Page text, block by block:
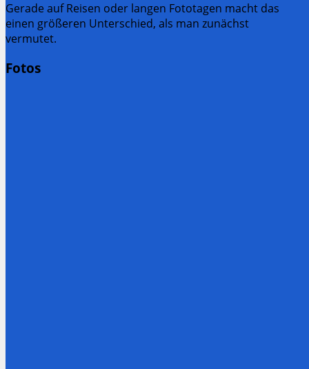
Gerade auf Reisen oder langen Fototagen macht das
einen größeren Unterschied, als man zunächst
vermutet.
Fotos